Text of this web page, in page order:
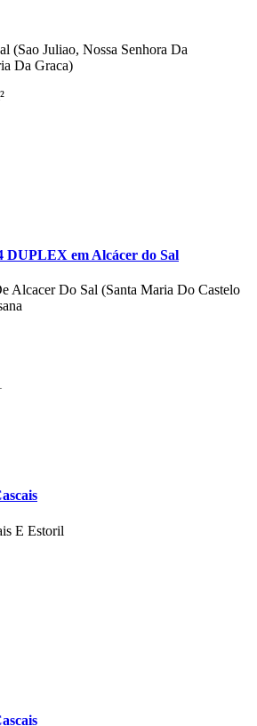
(Sao Juliao, Nossa Senhora Da
Da Graca)
DUPLEX em Alcácer do Sal
Alcacer Do Sal (Santa Maria Do Castelo
E Estoril